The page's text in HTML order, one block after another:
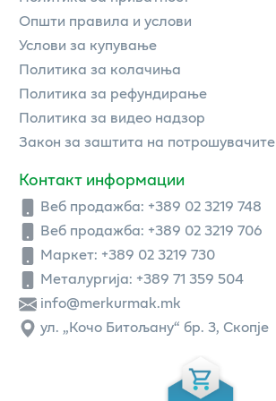
Општи правила и услови
Услови за купување
Политика за колачиња
Политика за рефундирање
Политика за видео надзор
Закон за заштита на потрошувачите
Контакт информации
Веб продажба: +389 02 3219 748
Веб продажба: +389 02 3219 706
Маркет: +389 02 3219 730
Металургија: +389 71 359 504
info@merkurmak.mk
ул. „Кочо Битољану“ бр. 3, Скопје